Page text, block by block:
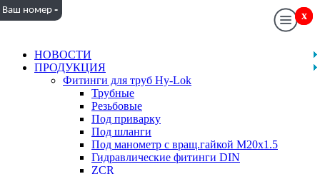
НОВОСТИ
ПРОДУКЦИЯ
Фитинги для труб Hy-Lok
Трубные
Резьбовые
Под приварку
Под шланги
Под манометр с вращ.гайкой M20x1.5
Гидравлические фитинги DIN
ZCR
x
Ваш номер - x